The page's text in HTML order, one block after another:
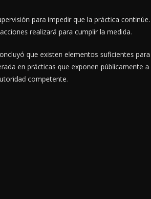
para impedir que la práctica continúe.
realizará para cumplir la medida.
que existen elementos suficientes para
en prácticas que exponen públicamente a
competente.